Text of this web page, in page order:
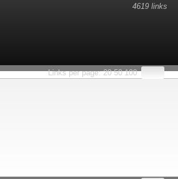
4619 links
Links per page:20 50 100